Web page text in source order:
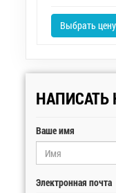
Выбрать цену
Ваше имя
Электронная почта